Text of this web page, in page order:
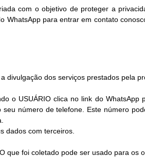
com o objetivo de proteger a
WhatsApp para entrar em contato
divulgação dos serviços prestados pela
o USUÁRIO clica no link do
seu número de telefone. Este número
dados com terceiros.
que foi coletado pode ser usado para os